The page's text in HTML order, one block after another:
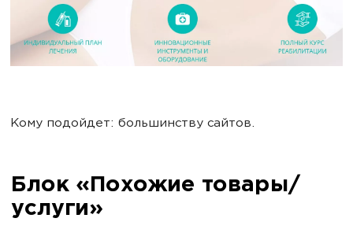
Кому подойдет: большинству сайтов.
Блок «Похожие товары/
услуги»